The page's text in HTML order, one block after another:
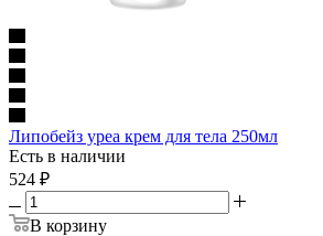
Липобейз уреа крем для тела 250мл
Есть в наличии
524 ₽
В корзину